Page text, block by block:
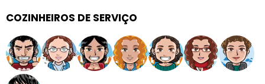
COZINHEIROS DE SERVIÇO